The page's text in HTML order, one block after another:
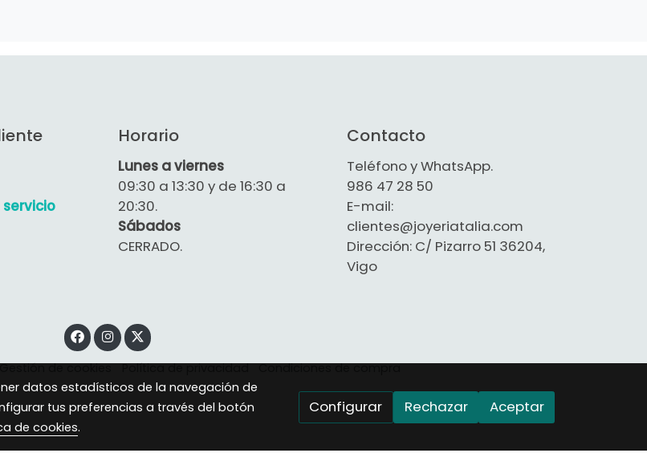
Horario
Lunes a viernes
09:30 a 13:30 y de 16:30 a
20:30.
Sábados
CERRADO.
Contacto
Teléfono y WhatsApp.
986 47 28 50
E-mail:
clientes@joyeriatalia.com
Dirección: C/ Pizarro 51 36204,
Vigo
Gestión de cookies Política de privacidad
Condiciones de compra
datos estadísticos de la navegación de
tus preferencias a través del botón
de cookies.
Configurar Rechazar Aceptar